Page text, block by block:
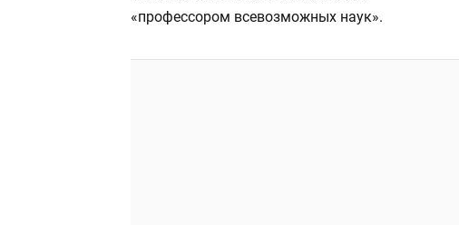
«профессором всевозможных наук».